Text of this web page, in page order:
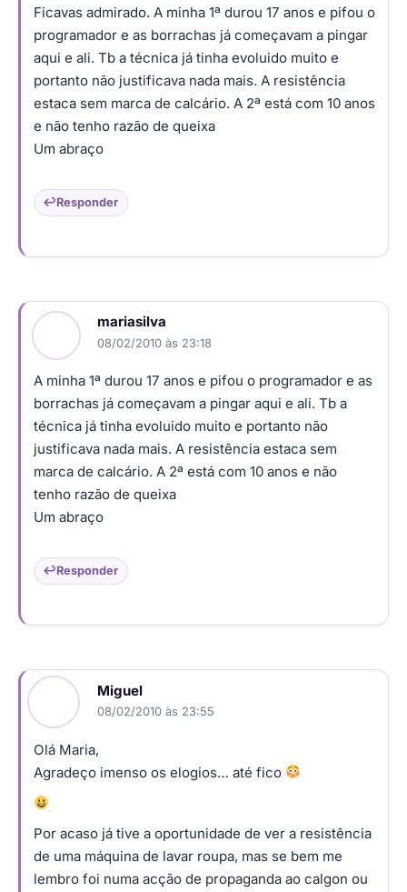
Ficavas admirado. A minha 1ª durou 17 anos e pifou o
programador e as borrachas já começavam a pingar
aqui e ali. Tb a técnica já tinha evoluido muito e
portanto não justificava nada mais. A resistência
estaca sem marca de calcário. A 2ª está com 10 anos
e não tenho razão de queixa
Um abraço
Responder
mariasilva
08/02/2010 às 23:18
A minha 1ª durou 17 anos e pifou o programador e as
borrachas já começavam a pingar aqui e ali. Tb a
técnica já tinha evoluido muito e portanto não
justificava nada mais. A resistência estaca sem
marca de calcário. A 2ª está com 10 anos e não
tenho razão de queixa
Um abraço
Responder
Miguel
08/02/2010 às 23:55
Olá Maria,
Agradeço imenso os elogios… até fico
Por acaso já tive a oportunidade de ver a resistência
de uma máquina de lavar roupa, mas se bem me
lembro foi numa acção de propaganda ao calgon ou